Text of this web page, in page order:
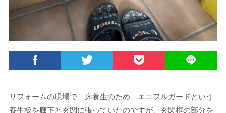
リフォームの現場で、床養生のため、エコフルガードという
養生板を廊下と玄関に張っていたのですが、玄関框の部分を